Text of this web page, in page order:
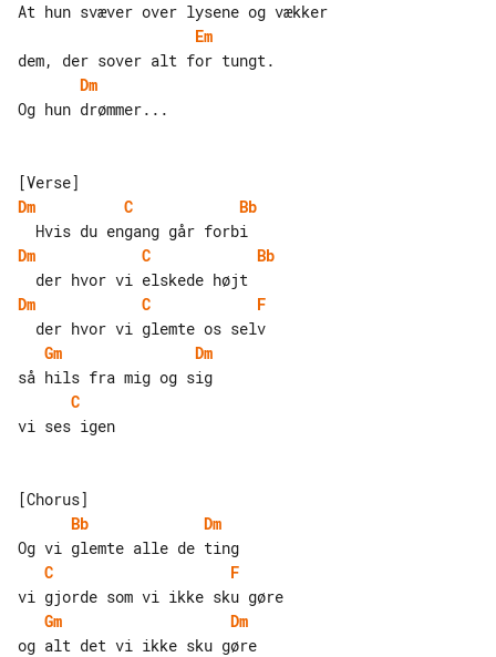
Em
Dm
Og hun drømmer...
Dm
C
Bb
Dm
C
Bb
Dm
C
F
Gm
Dm
C
vi ses igen
Bb
Dm
C
F
Gm
Dm